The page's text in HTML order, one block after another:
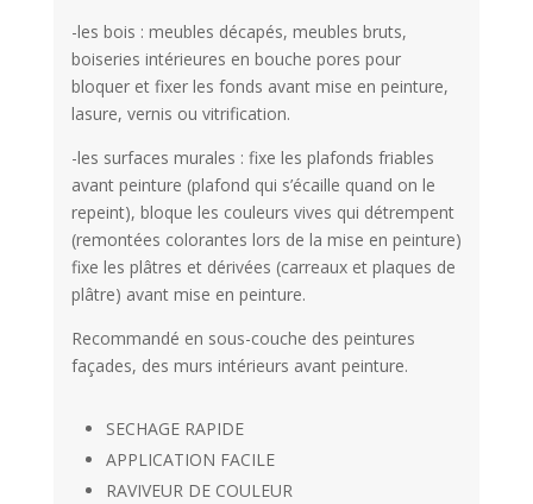
-les bois : meubles décapés, meubles bruts,
boiseries intérieures en bouche pores pour
bloquer et fixer les fonds avant mise en peinture,
lasure, vernis ou vitrification.
-les surfaces murales : fixe les plafonds friables
avant peinture (plafond qui s’écaille quand on le
repeint), bloque les couleurs vives qui détrempent
(remontées colorantes lors de la mise en peinture)
fixe les plâtres et dérivées (carreaux et plaques de
plâtre) avant mise en peinture.
Recommandé en sous-couche des peintures
façades, des murs intérieurs avant peinture.
SECHAGE RAPIDE
APPLICATION FACILE
RAVIVEUR DE COULEUR